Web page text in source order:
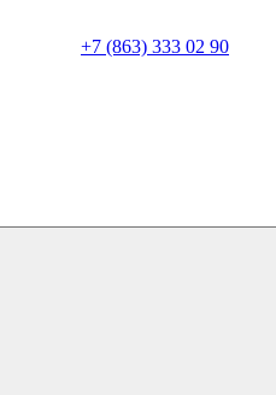
+7 (863) 333 02 90